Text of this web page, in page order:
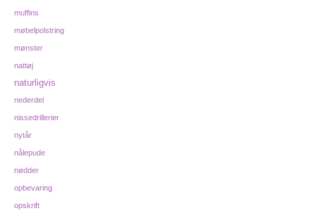
muffins
møbelpolstring
mønster
nattøj
naturligvis
nederdel
nissedrillerier
nytår
nålepude
nødder
opbevaring
opskrift